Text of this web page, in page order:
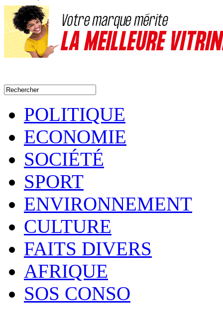
POLITIQUE
ECONOMIE
SOCIÉTÉ
SPORT
ENVIRONNEMENT
CULTURE
FAITS DIVERS
AFRIQUE
SOS CONSO